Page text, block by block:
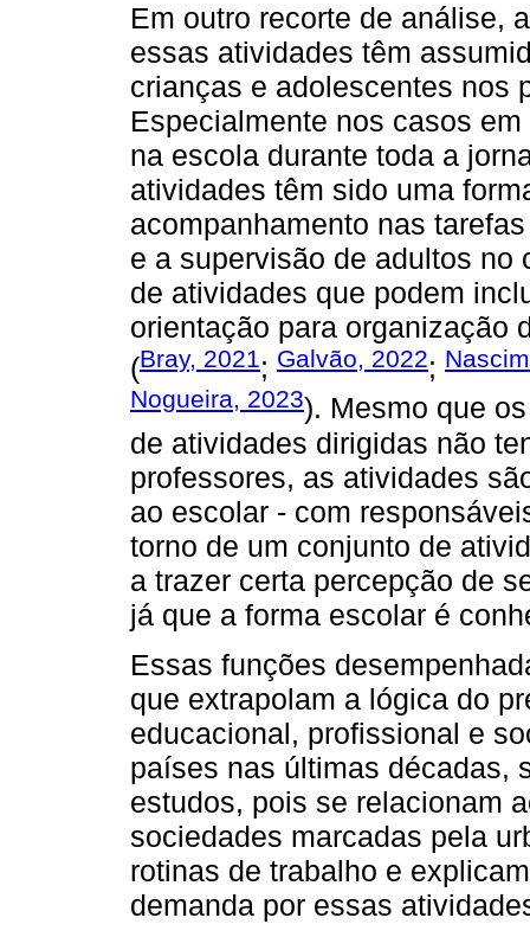
Em outro recorte de análise,
essas atividades têm
crianças e adolescentes nos
Especialmente nos casos
na escola durante toda a
atividades têm sido uma
acompanhamento nas
e a supervisão de adultos no
de atividades que podem
orientação para organização
(Bray, 2021; Galvão, 2022;
Nogueira, 2023). Mesmo que
de atividades dirigidas não
professores, as atividades
ao escolar - com
torno de um conjunto de
a trazer certa percepção de
já que a forma escolar é
Essas funções
que extrapolam a lógica do
educacional, profissional e
países nas últimas décadas,
estudos, pois se relacionam
sociedades marcadas pela
rotinas de trabalho e
demanda por essas